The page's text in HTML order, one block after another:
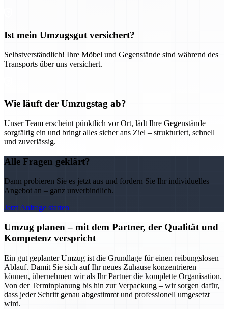
Ist mein Umzugsgut versichert?
Selbstverständlich! Ihre Möbel und Gegenstände sind während des
Transports über uns versichert.
Wie läuft der Umzugstag ab?
Unser Team erscheint pünktlich vor Ort, lädt Ihre Gegenstände
sorgfältig ein und bringt alles sicher ans Ziel – strukturiert, schnell
und zuverlässig.
Alle Fragen geklärt?
Dann probieren Sie es jetzt aus und fordern Sie Ihr individuelles
Angebot an – ganz unverbindlich.
Jetzt Anfrage starten
Umzug planen – mit dem Partner, der Qualität und
Kompetenz verspricht
Ein gut geplanter Umzug ist die Grundlage für einen reibungslosen
Ablauf. Damit Sie sich auf Ihr neues Zuhause konzentrieren
können, übernehmen wir als Ihr Partner die komplette Organisation.
Von der Terminplanung bis hin zur Verpackung – wir sorgen dafür,
dass jeder Schritt genau abgestimmt und professionell umgesetzt
wird.